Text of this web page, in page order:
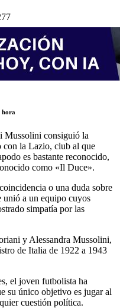
hora
Mussolini consiguió la
con la Lazio, club al que
es bastante reconocido,
como «Il Duce».
o una duda sobre
unió a un equipo cuyos
simpatía por las
y Alessandra Mussolini,
de Italia de 1922 a 1943
el joven futbolista ha
su único objetivo es jugar al
cuestión política.